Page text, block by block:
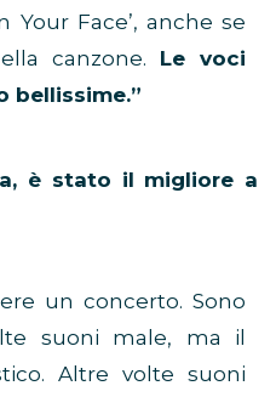
Your Face’, anche se
canzone. Le voci
bellissime.”
è stato il migliore a
un concerto. Sono
suoni male, ma il
Altre volte suoni